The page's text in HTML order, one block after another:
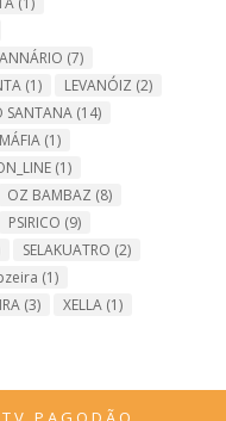
(7)
(1) LEVANÓIZ (2)
SANTANA(14)
(1)
(1)
OZ BAMBAZ (8)
PSIRICO (9)
SELAKUATRO (2)
(1)
(3) XELLA(1)